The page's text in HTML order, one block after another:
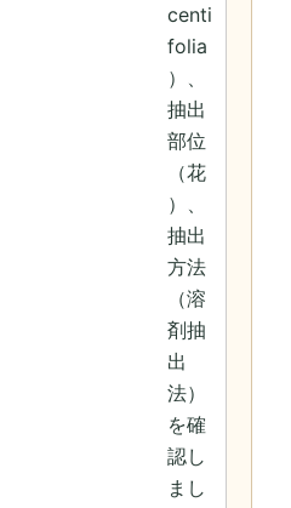
centi
folia
）、
抽出
部位
（花
）、
抽出
方法
（溶
剤抽
出
法）
を確
認し
まし